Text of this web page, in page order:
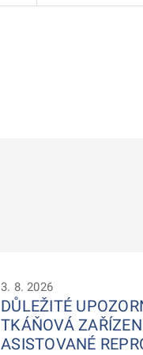
3. 8. 2026
DŮLEŽITÉ
TKÁŇOVÁ
ASISTOVANÉ